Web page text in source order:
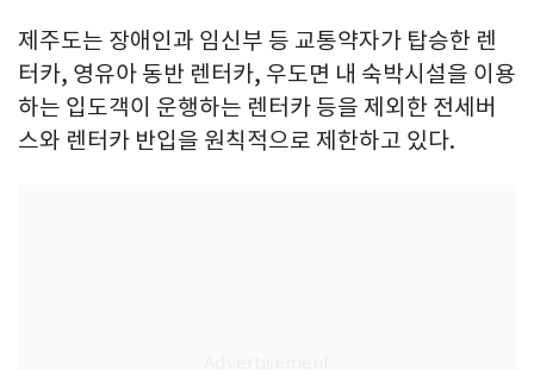
제주도는 장애인과 임신부 등 교통약자가 탑승한 렌
터카, 영유아 동반 렌터카, 우도면 내 숙박시설을 이용
하는 입도객이 운행하는 렌터카 등을 제외한 전세버
스와 렌터카 반입을 원칙적으로 제한하고 있다.